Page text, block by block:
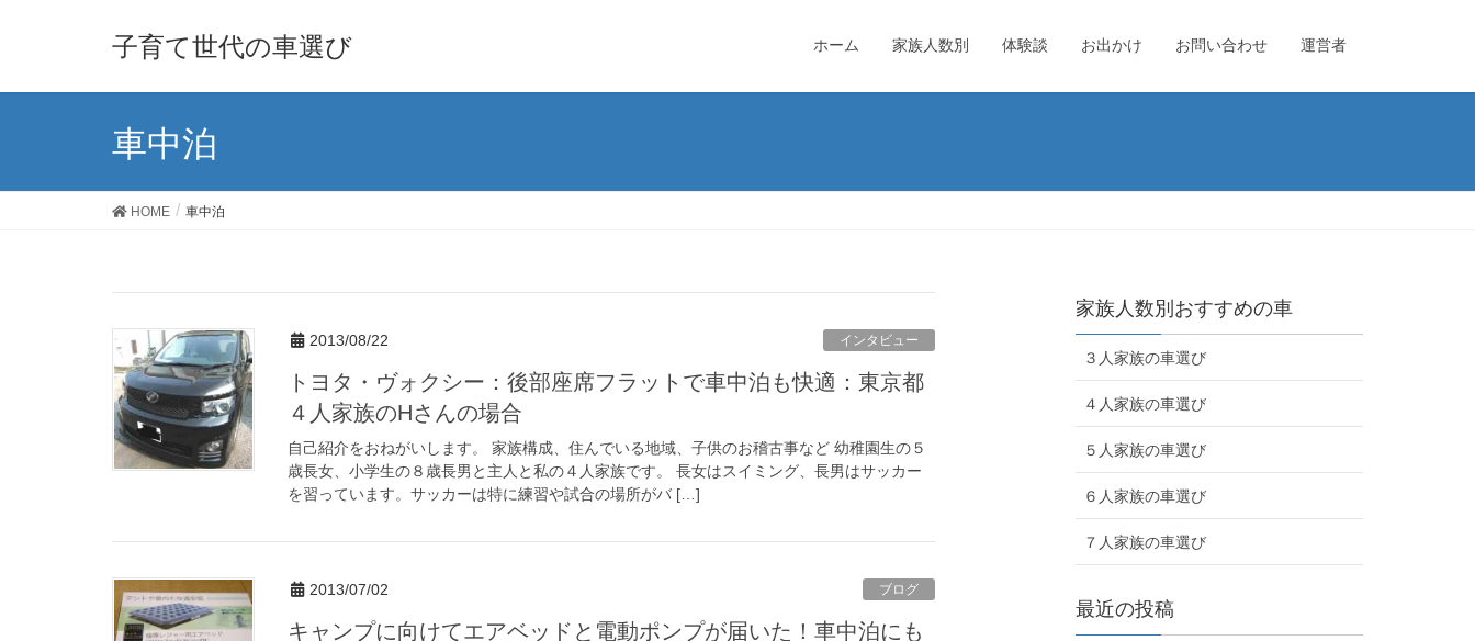
子育て世代の車選び ホーム 家族人数別 体験談 お出かけ お問い合わせ 運営者
車中泊
HOME 車中泊
2013/08/22 インタビュー
トヨタ・ヴォクシー：後部座席フラットで車中泊も快適：東京都
４人家族のHさんの場合
自己紹介をおねがいします。 家族構成、住んでいる地域、子供のお稽古事など 幼稚園生の５
歳長女、小学生の８歳長男と主人と私の４人家族です。 長女はスイミング、長男はサッカー
を習っています。サッカーは特に練習や試合の場所がバ […]
2013/07/02 ブログ
キャンプに向けてエアベッドと電動ポンプが届いた！車中泊にも
家族人数別おすすめの車
３人家族の車選び
４人家族の車選び
５人家族の車選び
６人家族の車選び
７人家族の車選び
最近の投稿